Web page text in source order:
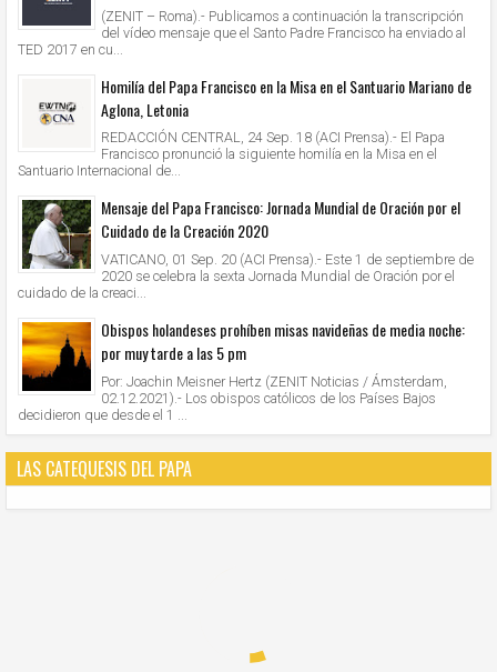
(ZENIT – Roma).- Publicamos a continuación la transcripción
del vídeo mensaje que el Santo Padre Francisco ha enviado al
TED 2017 en cu...
Homilía del Papa Francisco en la Misa en el Santuario Mariano de
Aglona, Letonia
REDACCIÓN CENTRAL, 24 Sep. 18 (ACI Prensa).- El Papa
Francisco pronunció la siguiente homilía en la Misa en el
Santuario Internacional de...
Mensaje del Papa Francisco: Jornada Mundial de Oración por el
Cuidado de la Creación 2020
VATICANO, 01 Sep. 20 (ACI Prensa).- Este 1 de septiembre de
2020 se celebra la sexta Jornada Mundial de Oración por el
cuidado de la creaci...
Obispos holandeses prohíben misas navideñas de media noche:
por muy tarde a las 5 pm
Por: Joachin Meisner Hertz (ZENIT Noticias / Ámsterdam,
02.12.2021).- Los obispos católicos de los Países Bajos
decidieron que desde el 1 ...
LAS CATEQUESIS DEL PAPA